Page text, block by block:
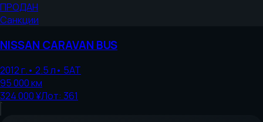
ПРОДАН
Санкции
NISSAN CARAVAN BUS
2012г.• 2.5л• 5AT
95 000км
324 000 ¥Лот: 361